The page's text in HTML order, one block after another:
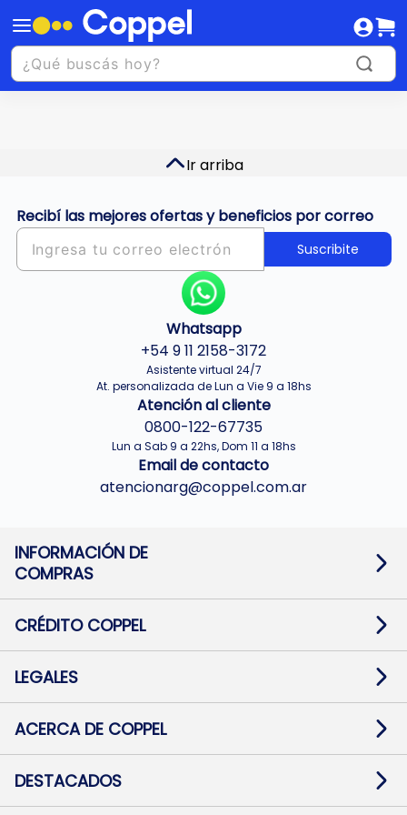
Ir arriba
Recibí las mejores ofertas y beneficios por correo
Suscribite
Whatsapp
+54 9 11 2158-3172
Asistente virtual 24/7
At. personalizada de Lun a Vie 9 a 18hs
Atención al cliente
0800-122-67735
Lun a Sab 9 a 22hs, Dom 11 a 18hs
Email de contacto
atencionarg@coppel.com.ar
INFORMACIÓN DE
COMPRAS
Términos y condiciones
Botón de arrepentimiento
Mapa de sitio
CRÉDITO COPPEL
Solicitar Crédito
Medios de Pago
Pago Fácil Online
LEGALES
Baja contratos
Defensa al consumidor CABA
ACERCA DE COPPEL
Trabajá con Nosotros
Preguntas Frecuentes
DESTACADOS